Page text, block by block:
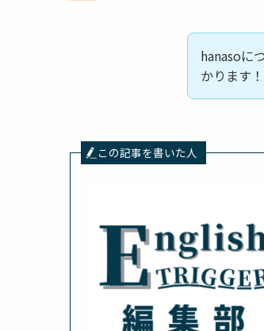
hanasoに
かります！
この記事を書いた人